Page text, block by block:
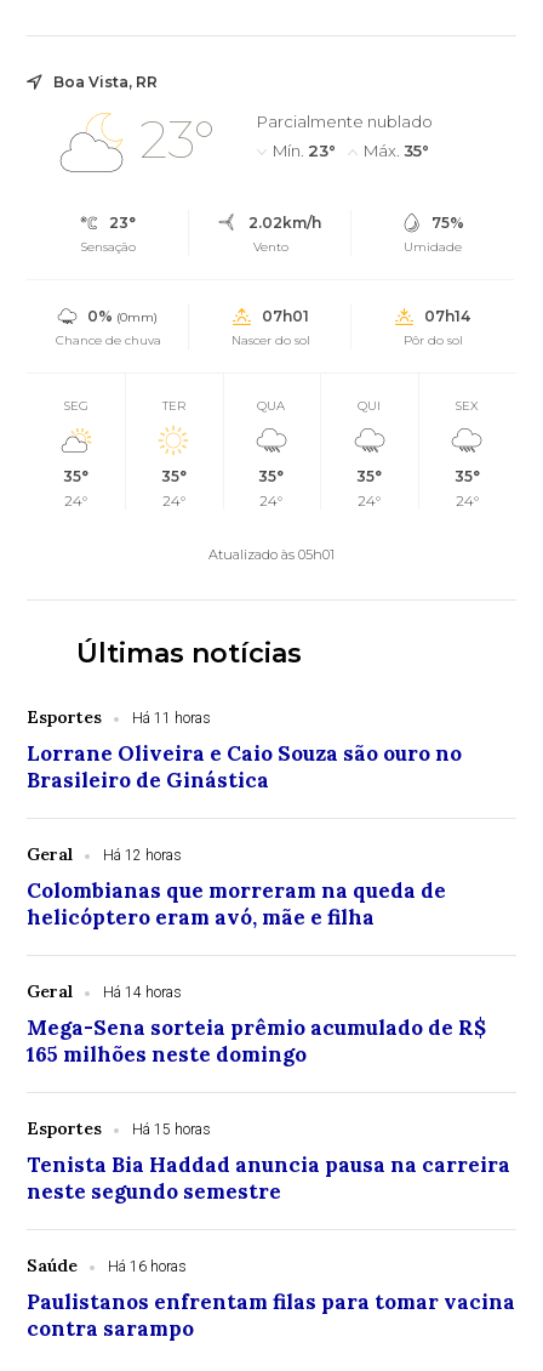
Boa Vista, RR
23°
Parcialmente nublado
Mín. 23° Máx. 35°
23°
Sensação
2.02km/h
Vento
75%
Umidade
0% (0mm)
Chance de chuva
07h01
Nascer do sol
07h14
Pôr do sol
SEG
35°
24°
TER
35°
24°
QUA
35°
24°
QUI
35°
24°
SEX
35°
24°
Atualizado às 05h01
Últimas notícias
Esportes Há 11 horas
Lorrane Oliveira e Caio Souza são ouro no
Brasileiro de Ginástica
Geral Há 12 horas
Colombianas que morreram na queda de
helicóptero eram avó, mãe e filha
Geral Há 14 horas
Mega-Sena sorteia prêmio acumulado de R$
165 milhões neste domingo
Esportes Há 15 horas
Tenista Bia Haddad anuncia pausa na carreira
neste segundo semestre
Saúde Há 16 horas
Paulistanos enfrentam filas para tomar vacina
contra sarampo